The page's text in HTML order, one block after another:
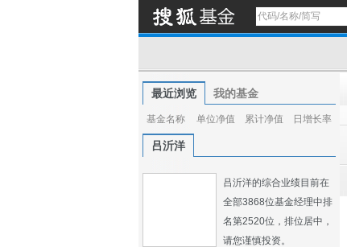
最近浏览 我的基金
基金名称 单位净值 累计净值 日增长率
吕沂洋
吕沂洋的综合业绩目前在
全部3868位基金经理中排
名第2520位，排位居中，
请您谨慎投资。